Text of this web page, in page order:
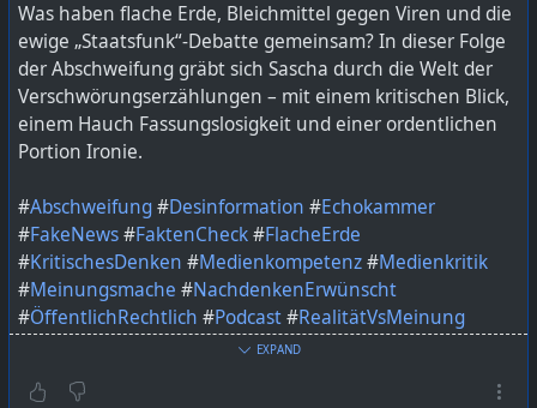
Was haben flache Erde, Bleichmittel gegen Viren und die
ewige „Staatsfunk“-Debatte gemeinsam? In dieser Folge
der Abschweifung gräbt sich Sascha durch die Welt der
Verschwörungserzählungen – mit einem kritischen Blick,
einem Hauch Fassungslosigkeit und einer ordentlichen
Portion Ironie.
#Abschweifung#Desinformation #Echokammer
#FakeNews#FaktenCheck#FlacheErde
#KritischesDenken #Medienkompetenz#Medienkritik
#Meinungsmache #NachdenkenErwünscht
#ÖffentlichRechtlich #Podcast#RealitätVsMeinung
Staatsfunk#verschwörungstheorien
EXPAND